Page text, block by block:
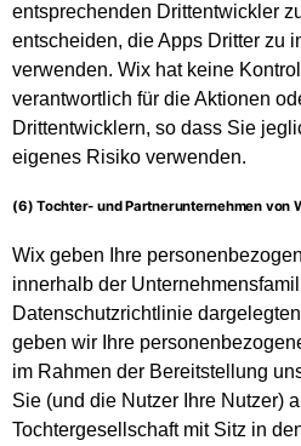
entsprechenden Drittentwickler
entscheiden, die Apps Dritter zu
verwenden. Wix hat keine
verantwortlich für die Aktionen
Drittentwicklern, so dass Sie
eigenes Risiko verwenden.
(6) Tochter- und Partnerunternehmen von
Wix geben Ihre
innerhalb der
Datenschutzrichtlinie
geben wir Ihre
im Rahmen der Bereitstellung
Sie (und die Nutzer Ihre Nutzer)
Tochtergesellschaft mit Sitz in